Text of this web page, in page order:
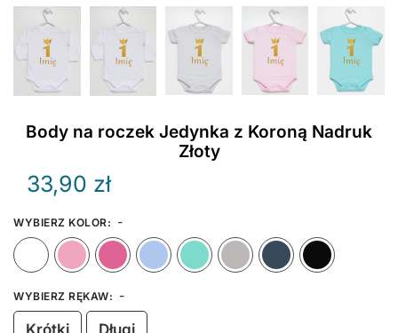
Body na roczek Jedynka z Koroną Nadruk
Złoty
33,90 zł
WYBIERZ KOLOR: -
Biały
Różowy Ciemny Różowy
Błękitny MiętowySzary
WYBIERZ RĘKAW: -
Krótki Długi